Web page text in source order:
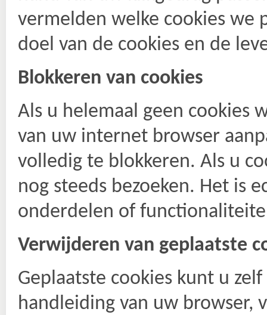
vermelden welke cookies we
doel van de cookies en de
Blokkeren van cookies
Als u helemaal geen cookies
van uw internet browser
volledig te blokkeren. Als u
nog steeds bezoeken. Het is
onderdelen of
Verwĳderen van geplaatste
Geplaatste cookies kunt u
handleiding van uw browser,